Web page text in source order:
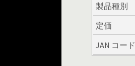
製品種別
定価
JAN コード